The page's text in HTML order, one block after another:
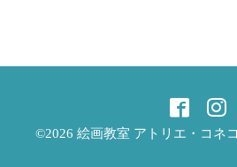
©2026 絵画教室 アトリエ・コネコ